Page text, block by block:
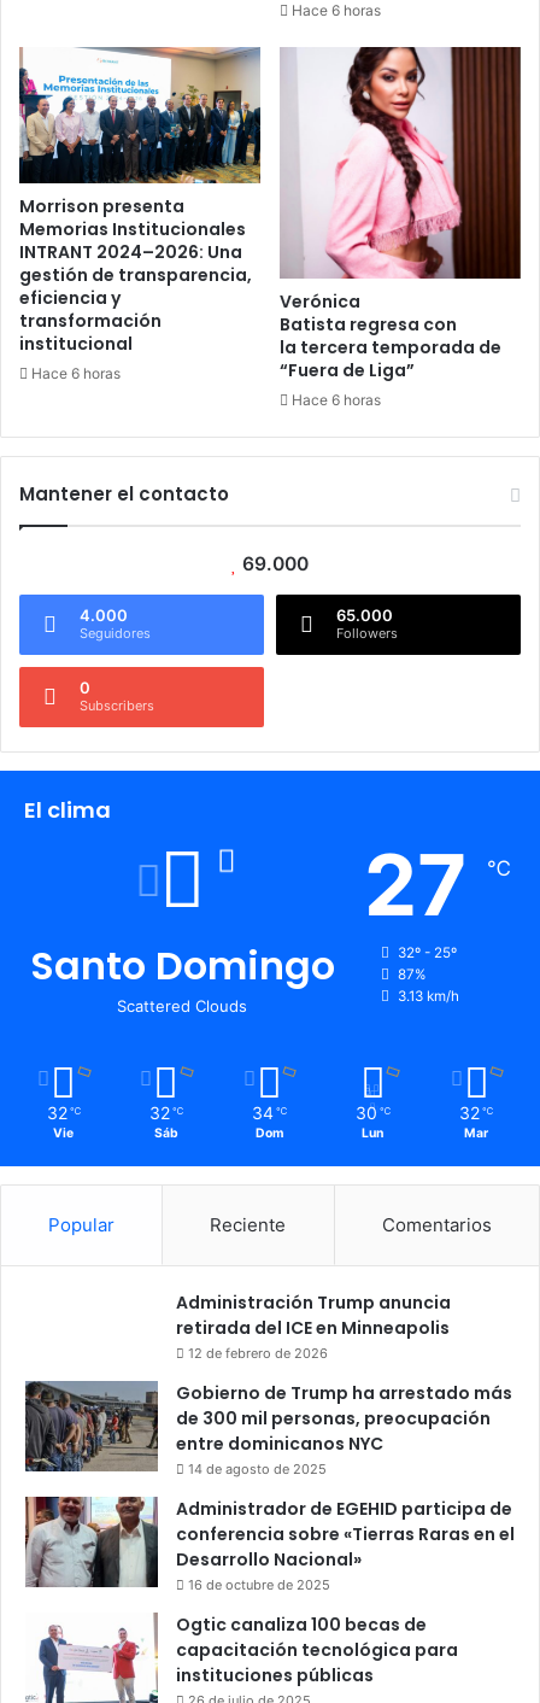
Hace 6 horas
Morrison presenta
Memorias Institucionales
INTRANT 2024–2026: Una
gestión de transparencia,
eficiencia y
transformación
institucional
Hace 6 horas
Verónica
Batista regresa con
la tercera temporada de
“Fuera de Liga”
Hace 6 horas
Mantener el contacto
69.000
4.000
Seguidores
65.000
Followers
0
Subscribers
El clima
Santo Domingo
Scattered Clouds
27 ℃
32º - 25º
87%
3.13 km/h
32 ℃
Vie
32 ℃
Sáb
34 ℃
Dom
30 ℃
Lun
32 ℃
Mar
Popular Reciente Comentarios
Administración Trump anuncia
retirada del ICE en Minneapolis
12 de febrero de 2026
Gobierno de Trump ha arrestado más
de 300 mil personas, preocupación
entre dominicanos NYC
14 de agosto de 2025
Administrador de EGEHID participa de
conferencia sobre «Tierras Raras en el
Desarrollo Nacional»
16 de octubre de 2025
Ogtic canaliza 100 becas de
capacitación tecnológica para
instituciones públicas